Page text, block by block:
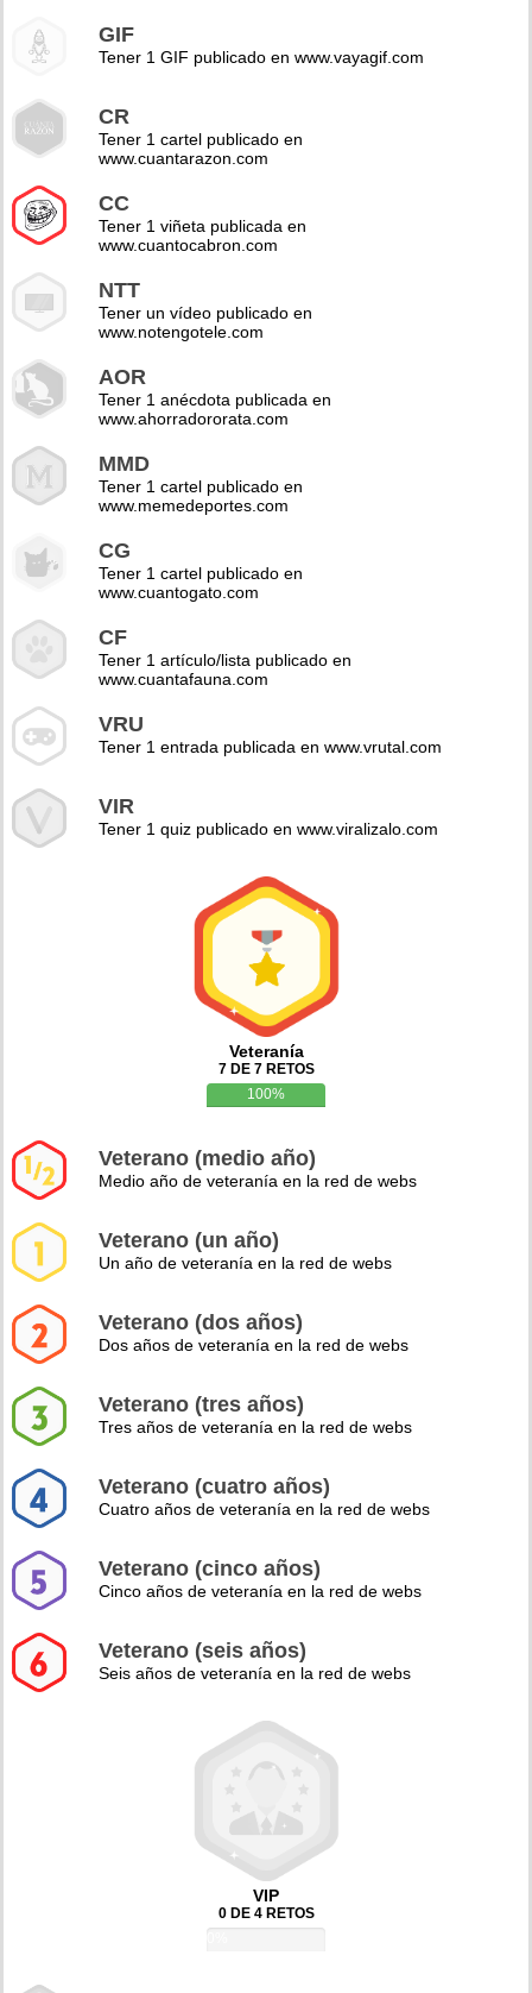
GIF
Tener 1 GIF publicado en www.vayagif.com
CR
Tener 1 cartel publicado en
www.cuantarazon.com
CC
Tener 1 viñeta publicada en
www.cuantocabron.com
NTT
Tener un vídeo publicado en
www.notengotele.com
AOR
Tener 1 anécdota publicada en
www.ahorradororata.com
MMD
Tener 1 cartel publicado en
www.memedeportes.com
CG
Tener 1 cartel publicado en
www.cuantogato.com
CF
Tener 1 artículo/lista publicado en
www.cuantafauna.com
VRU
Tener 1 entrada publicada en www.vrutal.com
VIR
Tener 1 quiz publicado en www.viralizalo.com
Veteranía
7 DE 7 RETOS
100%
Veterano (medio año)
Medio año de veteranía en la red de webs
Veterano (un año)
Un año de veteranía en la red de webs
Veterano (dos años)
Dos años de veteranía en la red de webs
Veterano (tres años)
Tres años de veteranía en la red de webs
Veterano (cuatro años)
Cuatro años de veteranía en la red de webs
Veterano (cinco años)
Cinco años de veteranía en la red de webs
Veterano (seis años)
Seis años de veteranía en la red de webs
VIP
0 DE 4 RETOS